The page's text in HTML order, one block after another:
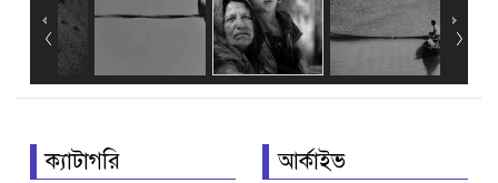
আর্কাইভ
ক্যাটাগরি